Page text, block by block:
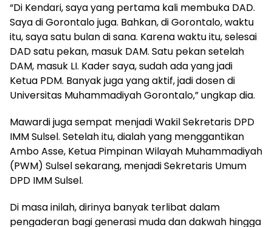
“Di Kendari, saya yang pertama kali membuka DAD.
Saya di Gorontalo juga. Bahkan, di Gorontalo, waktu
itu, saya satu bulan di sana. Karena waktu itu, selesai
DAD satu pekan, masuk DAM. Satu pekan setelah
DAM, masuk LI. Kader saya, sudah ada yang jadi
Ketua PDM. Banyak juga yang aktif, jadi dosen di
Universitas Muhammadiyah Gorontalo,” ungkap dia.
Mawardi juga sempat menjadi Wakil Sekretaris DPD
IMM Sulsel. Setelah itu, dialah yang menggantikan
Ambo Asse, Ketua Pimpinan Wilayah Muhammadiyah
(PWM) Sulsel sekarang, menjadi Sekretaris Umum
DPD IMM Sulsel.
Di masa inilah, dirinya banyak terlibat dalam
pengaderan bagi generasi muda dan dakwah hingga